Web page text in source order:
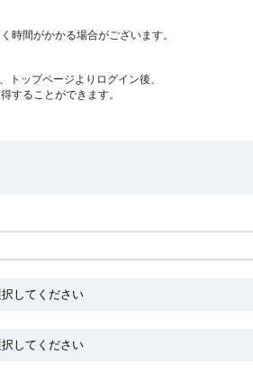
時間がかかる場合がございます。
ップページよりログイン後、
することができます。